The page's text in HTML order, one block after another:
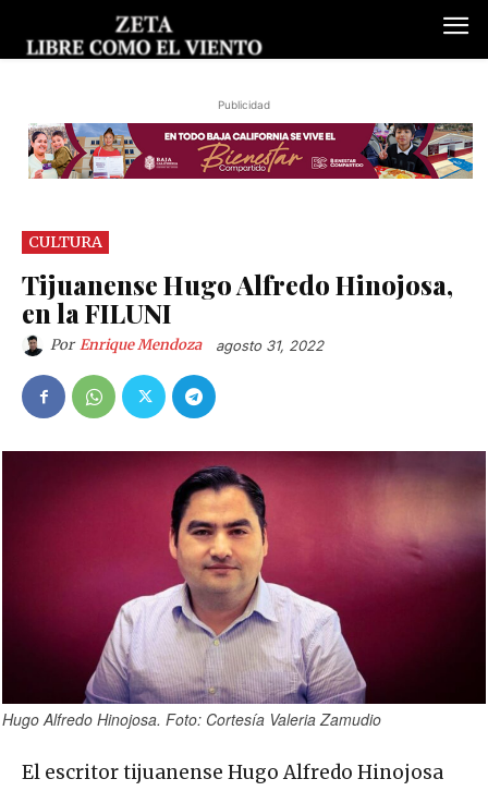
Publicidad
CULTURA
Tijuanense Hugo Alfredo Hinojosa,
en la FILUNI
Por Enrique Mendoza agosto 31, 2022
Hugo Alfredo Hinojosa. Foto: Cortesía Valeria Zamudio
El escritor tijuanense Hugo Alfredo Hinojosa